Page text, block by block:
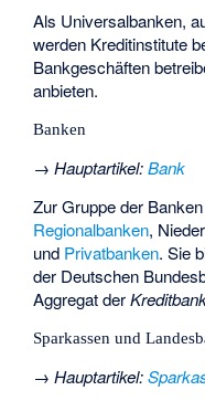
Als Universalbanken,
werden Kreditinstitute
Bankgeschäften
anbieten.
Banken
→Hauptartikel:Bank
Zur Gruppe der
Regionalbanken,
und Privatbanken. Sie
der Deutschen
Aggregat der
Sparkassen und
→Hauptartikel: